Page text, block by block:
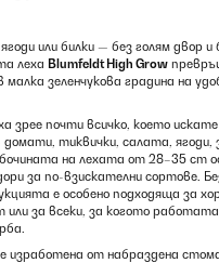
или билки — без голям двор и
леха Blumfeldt High Grow
малка зеленчукова градина на
зрее почти всичко, което
тиквички, салата, ягоди,
на лехата от 28–35 cm
за по-взискателни сортове.
е особено подходяща за
или за всеки, за когото работата
е изработена от набраздена